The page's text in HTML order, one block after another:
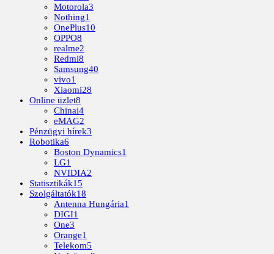
Motorola3
Nothing1
OnePlus10
OPPO8
realme2
Redmi8
Samsung40
vivo1
Xiaomi28
Online üzlet8
Chinai4
eMAG2
Pénzügyi hírek3
Robotika6
Boston Dynamics1
LG1
NVIDIA2
Statisztikák15
Szolgáltatók18
Antenna Hungária1
DIGI1
One3
Orange1
Telekom5